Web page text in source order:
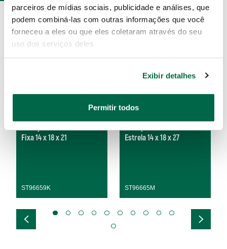
parceiros de mídias sociais, publicidade e análises, que
podem combiná-las com outras informações que você
forneceu a eles ou que eles coletaram através do seu
uso dos serviços deles
Exibir detalhes
Permitir todos
Cabeça Intercambiável
Fixa 14 x 18 x 21
ST96659K
Cabeça Intercambiável
Estrela 14 x 18 x 27
ST96665M